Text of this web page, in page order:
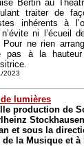
Bertin au
traiter de
inhérents à
ni l’écueil
Pour ne rien
pas à la
2023
lumières
production de
et sous la
de la Musique et